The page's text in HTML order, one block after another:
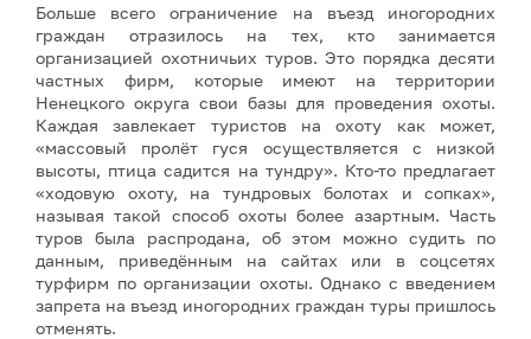
Больше всего ограничение на въезд иногородних
граждан отразилось на тех, кто занимается
организацией охотничьих туров. Это порядка десяти
частных фирм, которые имеют на территории
Ненецкого округа свои базы для проведения охоты.
Каждая завлекает туристов на охоту как может,
«массовый пролёт гуся осуществляется с низкой
высоты, птица садится на тундру». Кто-то предлагает
«ходовую охоту, на тундровых болотах и сопках»,
называя такой способ охоты более азартным. Часть
туров была распродана, об этом можно судить по
данным, приведённым на сайтах или в соцсетях
турфирм по организации охоты. Однако с введением
запрета на въезд иногородних граждан туры пришлось
отменять.